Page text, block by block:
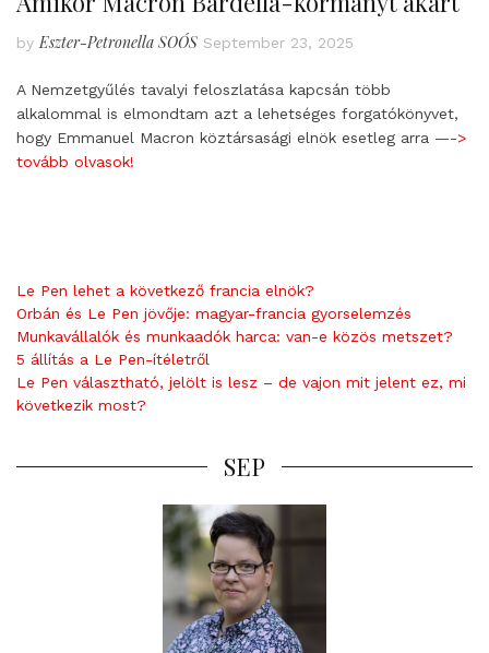
by Eszter-Petronella SOÓS September 23, 2025
A Nemzetgyűlés tavalyi feloszlatása kapcsán több
alkalommal is elmondtam azt a lehetséges forgatókönyvet,
hogy Emmanuel Macron köztársasági elnök esetleg arra —->
tovább olvasok!
Le Pen lehet a következő francia elnök?
Orbán és Le Pen jövője: magyar-francia gyorselemzés
Munkavállalók és munkaadók harca: van-e közös metszet?
5 állítás a Le Pen-ítéletről
Le Pen választható, jelölt is lesz – de vajon mit jelent ez, mi
következik most?
SEP